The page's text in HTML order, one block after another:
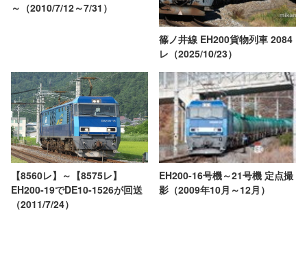
～（2010/7/12～7/31）
篠ノ井線 EH200貨物列車 2084
レ（2025/10/23）
【8560レ】～【8575レ】
EH200-19でDE10-1526が回送
（2011/7/24）
EH200-16号機～21号機 定点撮
影（2009年10月～12月）